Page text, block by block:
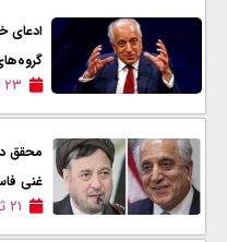
ادعای
۲۳ ثور ۱۴۰۵
محقق
غنی
۲۱ ثور ۱۴۰۵